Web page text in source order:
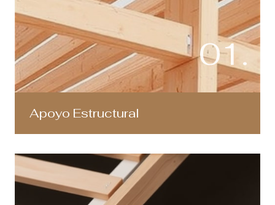
01.
Apoyo Estructural